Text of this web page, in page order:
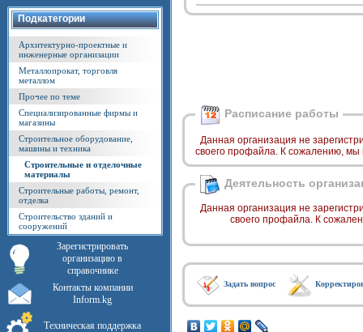
Подкатегории
Архитектурно-проектные и
инженерные организации
Металлопрокат, торговля
металлом
Прочее по теме
Специализированные фирмы и
магазины
Строительное оборудование,
машины и техника
Строительные и отделочные
материалы
Строительные работы, ремонт,
отделка
Строительство зданий и
сооружений
Зарегистрировать
организацию в
справочнике
Контакты компании
Inform.kg
Техническая поддержка
Расписание работы
Данная организация не
своего профайла. К сожалению,
Деятельность
Данная организация не
своего профайла. К
Задать вопрос